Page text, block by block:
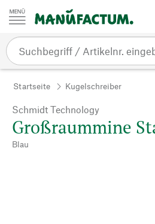
Zum Inhalt springen
Startseite Kugelschreiber
Schmidt Technology
Großraummine
Blau